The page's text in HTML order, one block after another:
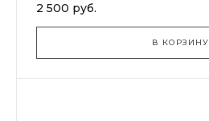
2 500 руб.
В КОРЗИНУ